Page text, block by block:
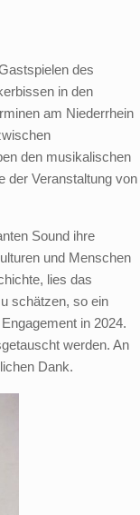
des
in den
am Niederrhein
den musikalischen
der Veranstaltung von
Sound ihre
und Menschen
lies das
schätzen, so ein
in 2024.
werden. An
Dank.